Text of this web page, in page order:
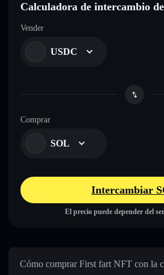
Calculadora de intercambio
Vender
USDC
Comprar
SOL
Intercambiar
El precio puede depender del
Cómo comprar First fart NFT con la